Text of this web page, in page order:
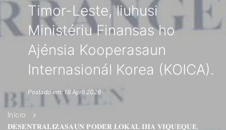
Timor-Leste, liuhusi
Ministériu Finansas ho
Ajénsia Kooperasaun
Internasionál Korea (KOICA).
Postado em: 16 April 2026
Início
𝐃𝐄𝐒𝐄𝐍𝐓𝐑𝐀𝐋𝐈𝐙𝐀𝐒𝐀𝐔𝐍 𝐏𝐎𝐃𝐄́𝐑 𝐋𝐎𝐊𝐀́𝐋 𝐈𝐇𝐀 𝐕𝐈𝐐𝐔𝐄𝐐𝐔𝐄,